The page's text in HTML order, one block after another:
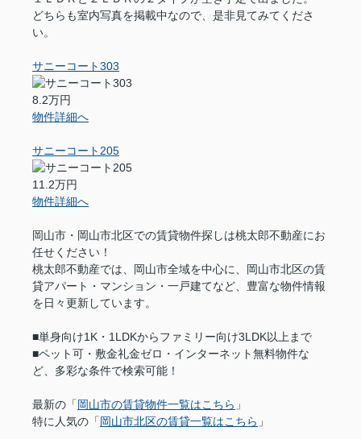
どちらも室内写真を掲載中なので、是非見てみてくださ
い。
サニーコート303
8.2万円
物件詳細へ
サニーコート205
11.2万円
物件詳細へ
岡山市・岡山市北区での賃貸物件探しは桃太郎不動産にお
任せください！
桃太郎不動産では、岡山市全域を中心に、岡山市北区の賃
貸アパート・マンション・一戸建てなど、豊富な物件情報
を日々更新しています。
■単身向け1K・1LDKからファミリー向け3LDK以上まで
■ペット可・敷金礼金ゼロ・インターネット無料物件な
ど、多彩な条件で検索可能！
最新の「 岡山市の賃貸物件一覧はこちら 」
特に人気の「 岡山市北区の賃貸一覧はこちら 」